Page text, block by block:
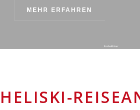
MEHR ERFAHREN
Bernhard Krieger
HELISKI-